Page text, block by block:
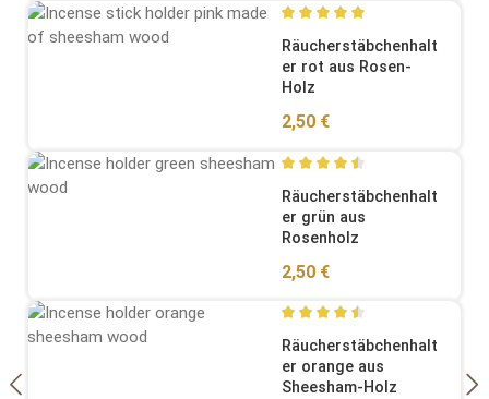
Durchschnittliche
Räucherstäbchenhalt
er rot aus Rosen-
Holz
Regulärer Preis:
2,50 €
Durchschnittliche
Räucherstäbchenhalt
er grün aus
Rosenholz
Regulärer Preis:
2,50 €
Durchschnittliche
Räucherstäbchenhalt
er orange aus
Sheesham-Holz